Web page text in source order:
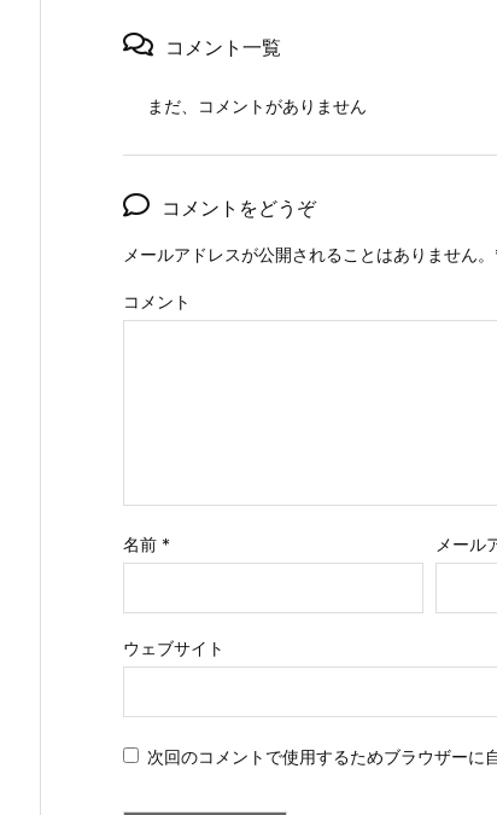
コメント一覧
まだ、コメントがありません
コメントをどうぞ
メールアドレスが公開されることはありません。
コメント
名前 * メール
ウェブサイト
次回のコメントで使用するためブラウザーに